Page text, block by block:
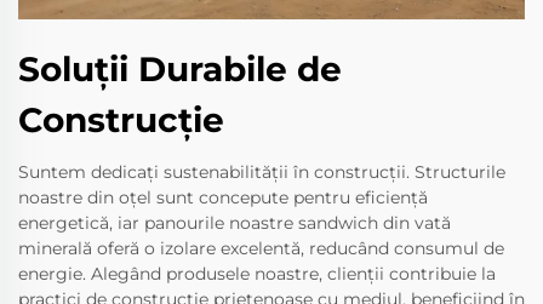
Soluții Durabile de
Construcție
Suntem dedicați sustenabilității în construcții. Structurile
noastre din oțel sunt concepute pentru eficiență
energetică, iar panourile noastre sandwich din vată
minerală oferă o izolare excelentă, reducând consumul de
energie. Alegând produsele noastre, clienții contribuie la
practici de construcție prietenoase cu mediul, beneficiind în